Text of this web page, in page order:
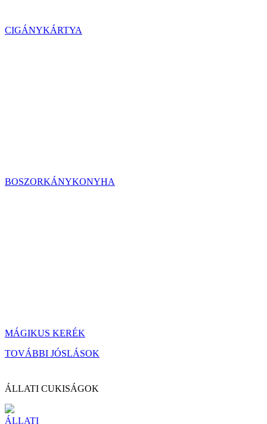
CIGÁNYKÁRTYA
BOSZORKÁNYKONYHA
MÁGIKUS KERÉK
TOVÁBBI JÓSLÁSOK
ÁLLATI CUKISÁGOK
ÁLLATI